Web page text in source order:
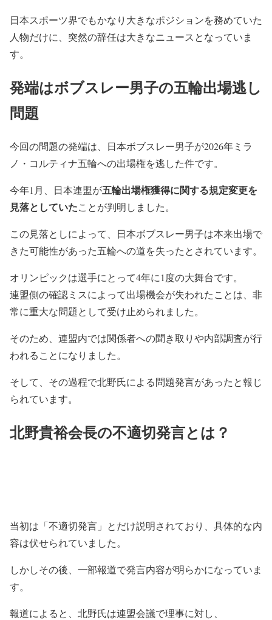
日本スポーツ界でもかなり大きなポジションを務めていた
人物だけに、突然の辞任は大きなニュースとなっていま
す。
発端はボブスレー男子の五輪出場逃し
問題
今回の問題の発端は、日本ボブスレー男子が2026年ミラ
ノ・コルティナ五輪への出場権を逃した件です。
今年1月、日本連盟が五輪出場権獲得に関する規定変更を
見落としていたことが判明しました。
この見落としによって、日本ボブスレー男子は本来出場で
きた可能性があった五輪への道を失ったとされています。
オリンピックは選手にとって4年に1度の大舞台です。
連盟側の確認ミスによって出場機会が失われたことは、非
常に重大な問題として受け止められました。
そのため、連盟内では関係者への聞き取りや内部調査が行
われることになりました。
そして、その過程で北野氏による問題発言があったと報じ
られています。
北野貴裕会長の不適切発言とは？
当初は「不適切発言」とだけ説明されており、具体的な内
容は伏せられていました。
しかしその後、一部報道で発言内容が明らかになっていま
す。
報道によると、北野氏は連盟会議で理事に対し、